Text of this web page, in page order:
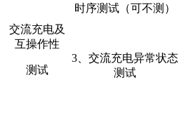
交流充电及
互操作性
测试
时序测试（可不测）
3、交流充电异常状态
测试